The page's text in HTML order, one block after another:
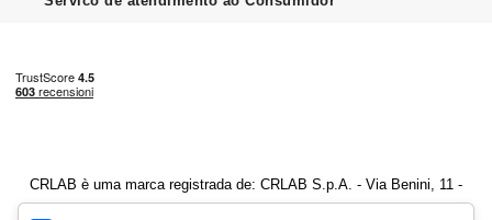
CRLAB è uma marca registrada de: CRLAB S.p.A. - Via Benini, 11 -
40069 Zola Predosa (BO) - Número de IVA 04247251202